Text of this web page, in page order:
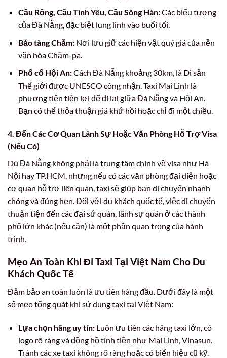
Cầu Rồng, Cầu Tình Yêu, Cầu Sông Hàn:Các biểu tượng
của Đà Nẵng, đặc biệt lung linh vào buổi tối.
Bảo tàng Chăm:Nơi lưu giữ các hiện vật quý giá của nền
văn hóa Chăm-pa.
Phố cổ Hội An:Cách Đà Nẵng khoảng 30km, là Di sản
Thế giới được UNESCO công nhận. Taxi Mai Linh là
phương tiện tiện lợi để đi lại giữa Đà Nẵng và Hội An.
Bạn có thể thỏa thuận giá khứ hồi hoặc chỉ đi một chiều.
4. Đến Các Cơ Quan Lãnh Sự Hoặc Văn Phòng Hỗ Trợ Visa
(Nếu Có)
Dù Đà Nẵng không phải là trung tâm chính về visa như Hà
Nội hay TP.HCM, nhưng nếu có các văn phòng đại diện hoặc
cơ quan hỗ trợ liên quan, taxi sẽ giúp bạn di chuyển nhanh
chóng và đúng hẹn. Đối với du khách quốc tế, việc di chuyển
thuận tiện đến các đại sứ quán, lãnh sự quán ở các thành
phố lớn khác (nếu cần) là một phần quan trọng của hành
trình.
Mẹo An Toàn Khi Đi Taxi Tại Việt Nam Cho Du
Khách Quốc Tế
Đảm bảo an toàn luôn là ưu tiên hàng đầu. Dưới đây là một
số mẹo tổng quát khi sử dụng taxi tại Việt Nam:
Lựa chọn hãng uy tín:Luôn ưu tiên các hãng taxi lớn, có
logo rõ ràng và đồng hồ tính tiền như Mai Linh, Vinasun.
Tránh các xe taxi không rõ ràng hoặc có biển hiệu cũ kỹ.